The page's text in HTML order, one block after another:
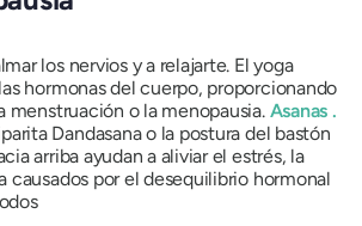
los nervios y a relajarte. El yoga
hormonas del cuerpo, proporcionando
menstruación o la menopausia. Asanas .
Dandasanao la postura del bastón
arriba ayudan a aliviar el estrés, la
causados ​​por el desequilibrio hormonal